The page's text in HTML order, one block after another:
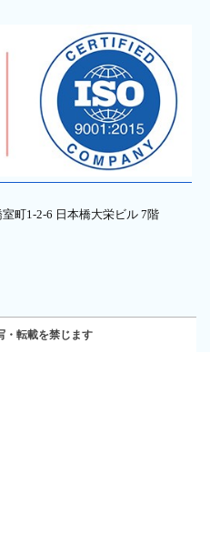
町1-2-6 日本橋大栄ビル 7階
・転載を禁じます